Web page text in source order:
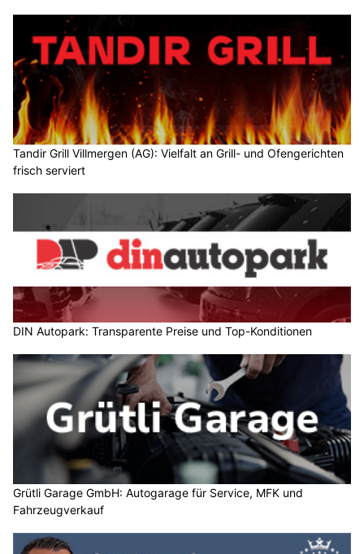
Tandir Grill Villmergen (AG): Vielfalt an Grill- und Ofengerichten
frisch serviert
DIN Autopark: Transparente Preise und Top-Konditionen
Grütli Garage GmbH: Autogarage für Service, MFK und
Fahrzeugverkauf